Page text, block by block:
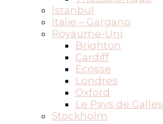
Istanbul
Italie – Gargano
Royaume-Uni
Brighton
Cardiff
Écosse
Londres
Oxford
Le Pays de Galles
Stockholm